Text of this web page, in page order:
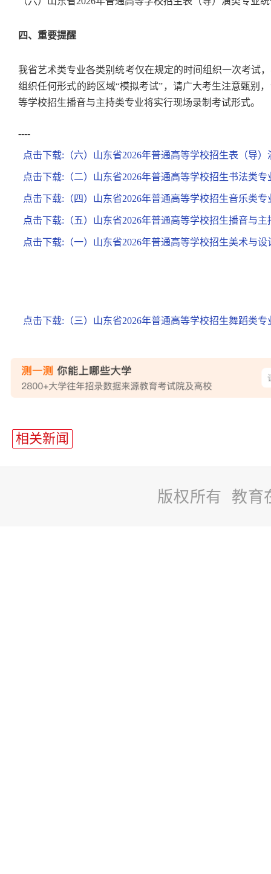
四、重要提醒
我省艺术类专业各类别统考仅在规定的时间组织一次考试
组织任何形式的跨区域“模拟考试”，请广大考生注意甄别
等学校招生播音与主持类专业将实行现场录制考试形式。
----
点击下载:（六）山东省2026年普通高等学校招生表（导
点击下载:（二）山东省2026年普通高等学校招生书法类
点击下载:（四）山东省2026年普通高等学校招生音乐类
点击下载:（五）山东省2026年普通高等学校招生播音与
点击下载:（一）山东省2026年普通高等学校招生美术与
点击下载:（三）山东省2026年普通高等学校招生舞蹈类
相关新闻
版权所有 教育